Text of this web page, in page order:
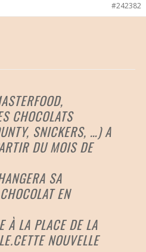
#242382
CHOCOLATS
SNICKERS, …) A
DU MOIS DE
SA
EN
À LA PLACE DE LA
NOUVELLE